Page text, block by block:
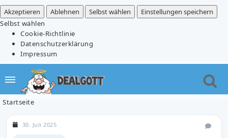
Akzeptieren
Ablehnen Selbst wählen
Einstellungen speichern
Selbst wählen
Cookie-Richtlinie
Datenschutzerklärung
Impressum
Startseite
30. Juli 2025